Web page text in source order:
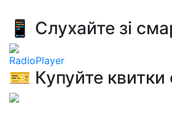
📱 Слухайте зі
RadioPlayer
🎫 Купуйте квитки